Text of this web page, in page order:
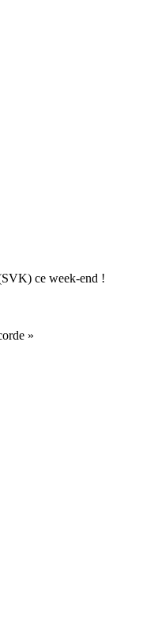
ce week-end !
»